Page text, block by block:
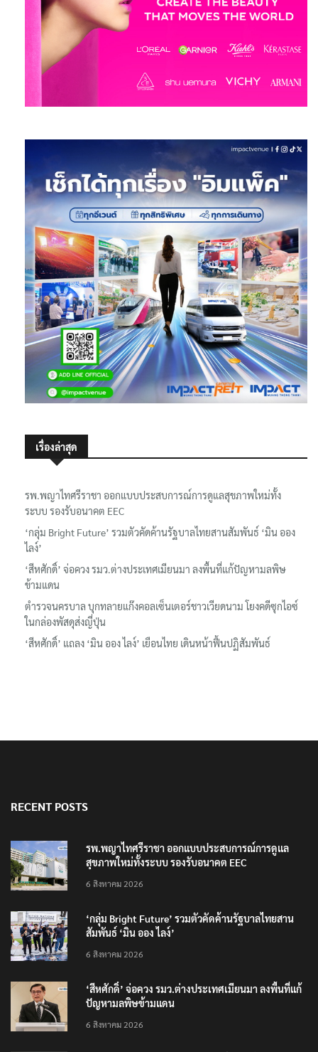
เรื่องล่าสุด
รพ.พญาไทศรีราชา ออกแบบประสบการณ์การดูแลสุขภาพใหม่ทั้ง
ระบบ รองรับอนาคต EEC
‘กลุ่ม Bright Future’ รวมตัวคัดค้านรัฐบาลไทยสานสัมพันธ์ ‘มิน ออง
ไลง์’
‘สีหศักดิ์’ จ่อควง รมว.ต่างประเทศเมียนมา ลงพื้นที่แก้ปัญหามลพิษ
ข้ามแดน
ตำรวจนครบาล บุกทลายแก๊งคอลเซ็นเตอร์ชาวเวียดนาม โยงคดีซุกไอซ์
ในกล่องพัสดุส่งญี่ปุ่น
‘สีหศักดิ์’ แถลง ‘มิน ออง ไลง์’ เยือนไทย เดินหน้าฟื้นปฏิสัมพันธ์
RECENT POSTS
รพ.พญาไทศรีราชา ออกแบบประสบการณ์การดูแล
สุขภาพใหม่ทั้งระบบ รองรับอนาคต EEC
6 สิงหาคม 2026
‘กลุ่ม Bright Future’ รวมตัวคัดค้านรัฐบาลไทยสาน
สัมพันธ์ ‘มิน ออง ไลง์’
6 สิงหาคม 2026
‘สีหศักดิ์’ จ่อควง รมว.ต่างประเทศเมียนมา ลงพื้นที่แก้
ปัญหามลพิษข้ามแดน
6 สิงหาคม 2026